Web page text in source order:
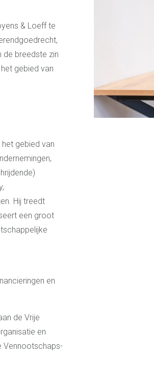
& Loeff te
de breedste zin
gebied van
gebied van
Hij treedt
een groot
en
de Vrije
en
Vennootschaps-